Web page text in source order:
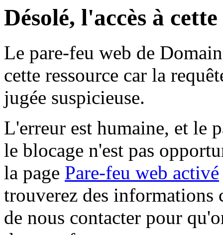
Désolé, l'accès à
Le pare-feu web de
cette ressource car la
jugée suspicieuse.
L'erreur est humaine, et le
le blocage n'est pas
la page Pare-feu web activé
trouverez des informations
de nous contacter pour